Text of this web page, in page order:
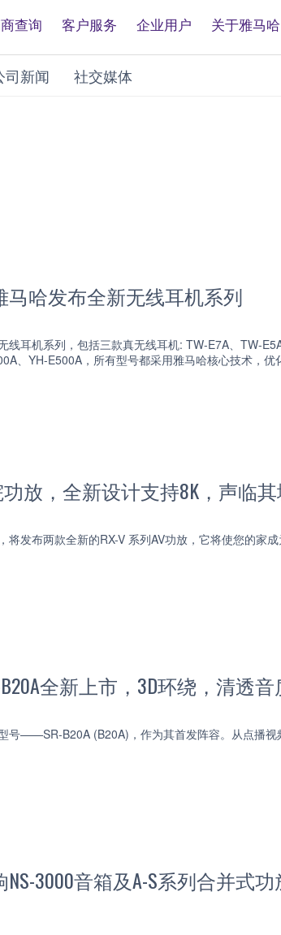
查询 客户服务 企业用户 关于雅马哈
司新闻 社交媒体
哈发布全新无线耳机系列
耳机系列，包括三款真无线耳机: TW-E7A、TW-
、YH-E500A，所有型号都采用雅马哈核心技术，优
放，全新设计支持8K，声临
发布两款全新的RX-V 系列AV功放，它将使您的家成
全新上市，3D环绕，清透音
号——SR-B20A (B20A)，作为其首发阵容。从点播
3000音箱及A-S系列合并式